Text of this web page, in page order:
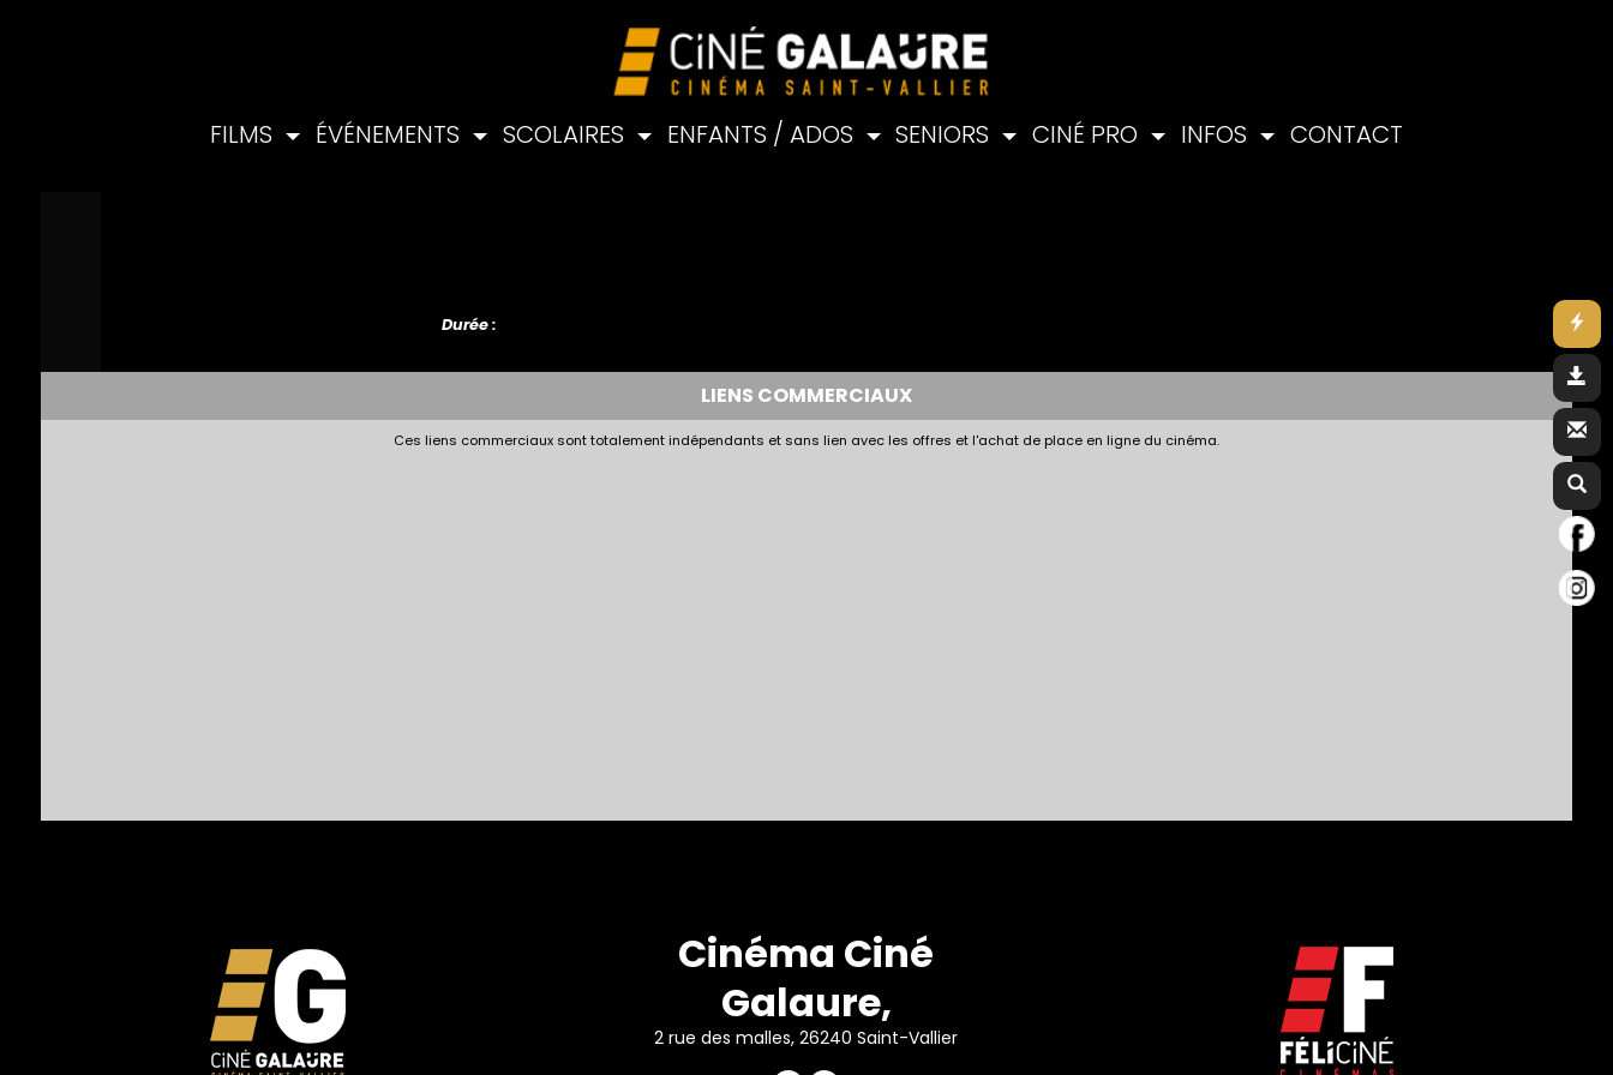
FILMS ÉVÉNEMENTS SCOLAIRES ENFANTS / ADOS SENIORS CINÉ PRO INFOS CONTACT
Durée :
LIENS COMMERCIAUX
Ces liens commerciaux sont totalement indépendants et sans lien avec les offres et l'achat de place en ligne du cinéma.
Cinéma Ciné
Galaure,
2 rue des malles, 26240 Saint-Vallier